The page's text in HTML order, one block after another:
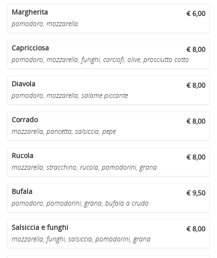
Margherita
€ 6,00
pomodoro, mozzarella
Capricciosa
€ 8,00
pomodoro, mozzarella, funghi, carciofi, olive, prosciutto cotto
Diavola
€ 8,00
pomodoro, mozzarella, salame piccante
Corrado
€ 8,00
mozzarella, pancetta, salsiccia, pepe
Rucola
€ 8,00
mozzarella, stracchino, rucola, pomodorini, grana
Bufala
€ 9,50
pomodoro, pomodorini, grana, bufala a crudo
Salsiccia e funghi
€ 8,00
mozzarella, funghi, salsiccia, pomodorini, grana